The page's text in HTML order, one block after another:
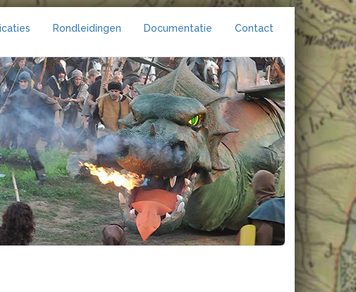
Rondleidingen Documentatie Contact